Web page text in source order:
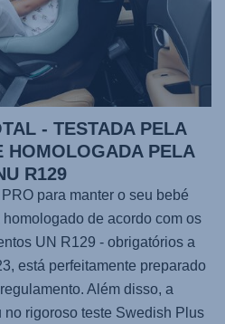
- TESTADA PELA
HOMOLOGADA PELA
R129
para manter o seu bebé
de acordo com os
UN R129 - obrigatórios a
está perfeitamente preparado
Além disso, a
no rigoroso teste Swedish Plus